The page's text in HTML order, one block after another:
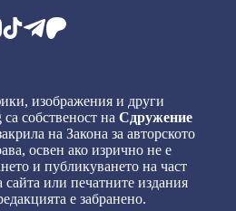
изображения и други
собственост наСдружение
на Закона за авторското
освен ако изрично не е
и публикуването на част
или печатните издания
е забранено.